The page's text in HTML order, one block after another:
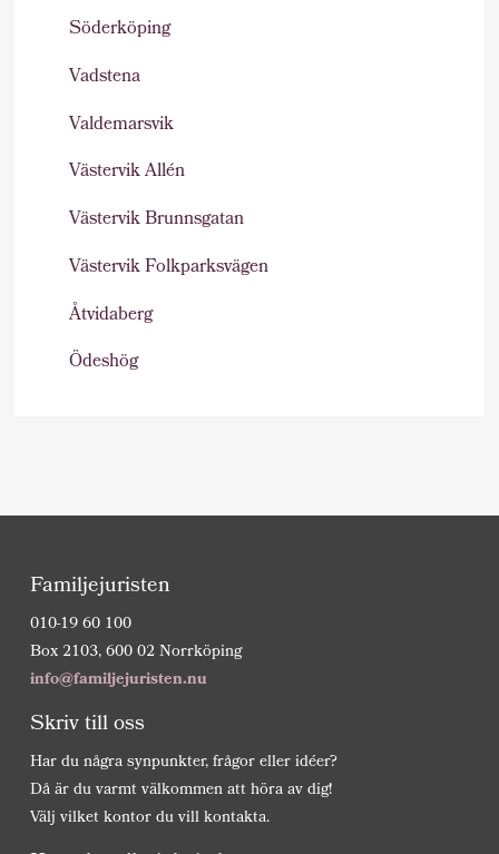
Söderköping
Vadstena
Valdemarsvik
Västervik Allén
Västervik Brunnsgatan
Västervik Folkparksvägen
Åtvidaberg
Ödeshög
Familjejuristen
010-19 60 100
Box 2103, 600 02 Norrköping
info@familjejuristen.nu
Skriv till oss
Har du några synpunkter, frågor eller idéer?
Då är du varmt välkommen att höra av dig!
Välj vilket kontor du vill kontakta.